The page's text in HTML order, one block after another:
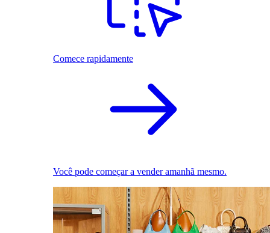
Comece rapidamente
Você pode começar a vender amanhã mesmo.